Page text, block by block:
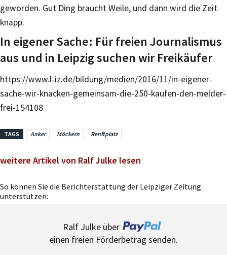
geworden. Gut Ding braucht Weile, und dann wird die Zeit
knapp.
In eigener Sache: Für freien Journalismus
aus und in Leipzig suchen wir Freikäufer
https://www.l-iz.de/bildung/medien/2016/11/in-eigener-
sache-wir-knacken-gemeinsam-die-250-kaufen-den-melder-
frei-154108
TAGS Anker Möckern Renftplatz
weitere Artikel von Ralf Julke lesen
So können Sie die Berichterstattung der Leipziger Zeitung
unterstützen:
Ralf Julke über
einen freien Förderbetrag senden.